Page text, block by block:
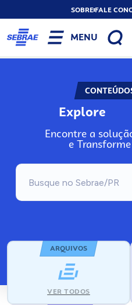
SOBREFALE
MENU
Explore
Encontre a
e
ARQUIVOS
VER TODOS